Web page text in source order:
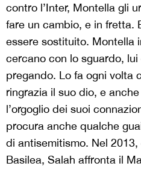
contro l’Inter, Montella gli
fare un cambio, e in fretta.
essere sostituito. Montella
cercano con lo sguardo,
pregando. Lo fa ogni volta
ringrazia il suo dio, e
l’orgoglio dei suoi
procura anche qualche
di antisemitismo. Nel
Basilea, Salah affronta il